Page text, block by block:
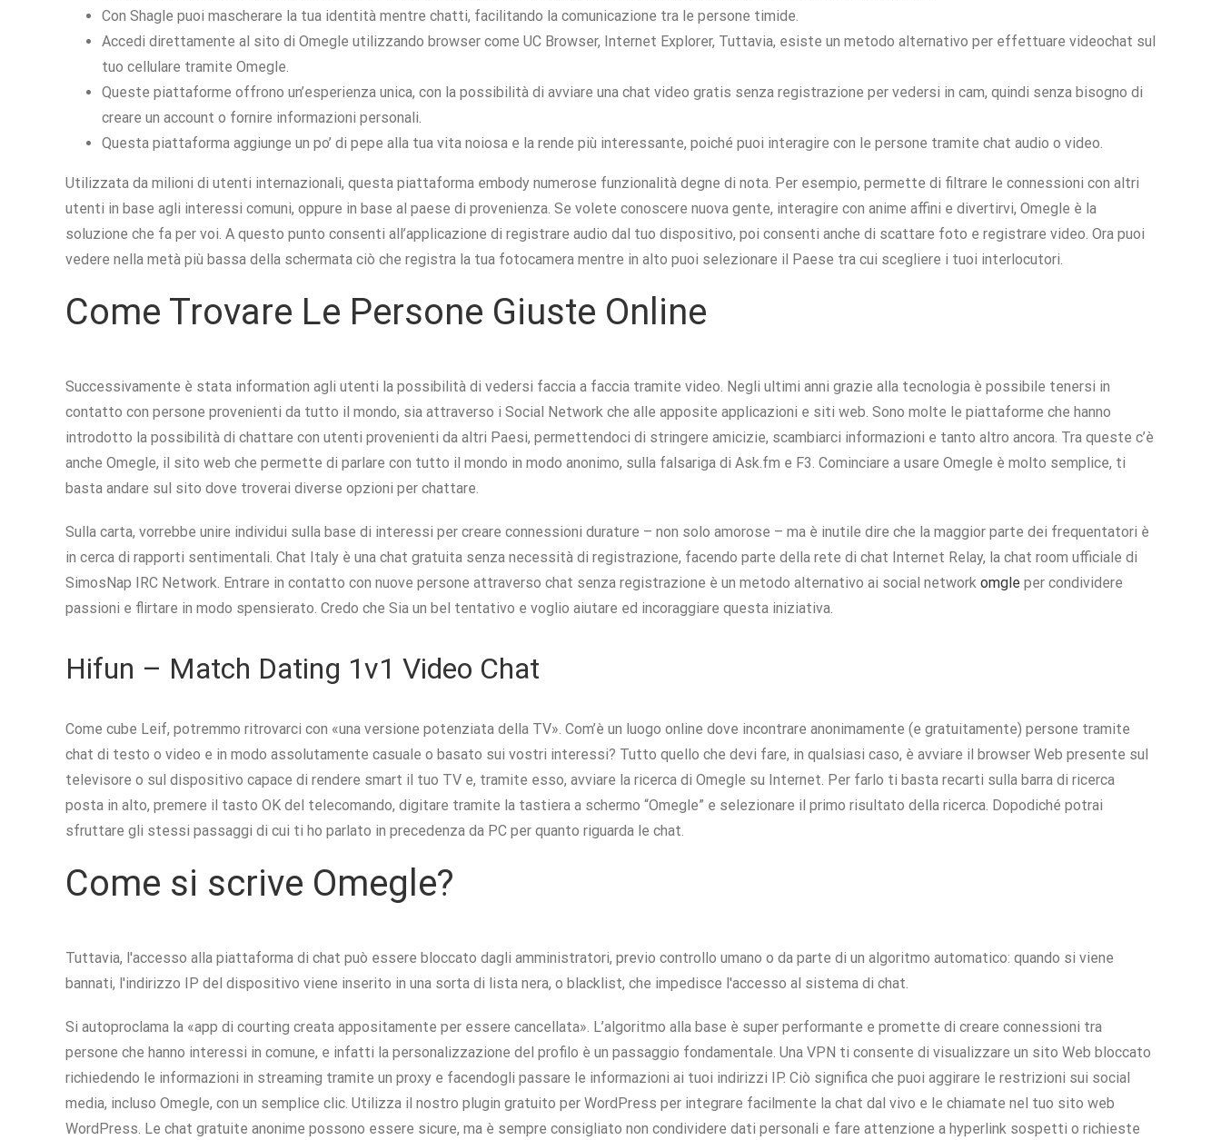
Con Shagle puoi mascherare la tua identità mentre chatti, facilitando la comunicazione tra le persone timide.
Accedi direttamente al sito di Omegle utilizzando browser come UC Browser, Internet Explorer, Tuttavia, esiste un metodo alternativo per effettuare videochat sul
tuo cellulare tramite Omegle.
Queste piattaforme offrono un’esperienza unica, con la possibilità di avviare una chat video gratis senza registrazione per vedersi in cam, quindi senza bisogno di
creare un account o fornire informazioni personali.
Questa piattaforma aggiunge un po’ di pepe alla tua vita noiosa e la rende più interessante, poiché puoi interagire con le persone tramite chat audio o video.
Utilizzata da milioni di utenti internazionali, questa piattaforma embody numerose funzionalità degne di nota. Per esempio, permette di filtrare le connessioni con altri
utenti in base agli interessi comuni, oppure in base al paese di provenienza. Se volete conoscere nuova gente, interagire con anime affini e divertirvi, Omegle è la
soluzione che fa per voi. A questo punto consenti all’applicazione di registrare audio dal tuo dispositivo, poi consenti anche di scattare foto e registrare video. Ora puoi
vedere nella metà più bassa della schermata ciò che registra la tua fotocamera mentre in alto puoi selezionare il Paese tra cui scegliere i tuoi interlocutori.
Come Trovare Le Persone Giuste Online
Successivamente è stata information agli utenti la possibilità di vedersi faccia a faccia tramite video. Negli ultimi anni grazie alla tecnologia è possibile tenersi in
contatto con persone provenienti da tutto il mondo, sia attraverso i Social Network che alle apposite applicazioni e siti web. Sono molte le piattaforme che hanno
introdotto la possibilità di chattare con utenti provenienti da altri Paesi, permettendoci di stringere amicizie, scambiarci informazioni e tanto altro ancora. Tra queste c’è
anche Omegle, il sito web che permette di parlare con tutto il mondo in modo anonimo, sulla falsariga di Ask.fm e F3. Cominciare a usare Omegle è molto semplice, ti
basta andare sul sito dove troverai diverse opzioni per chattare.
Sulla carta, vorrebbe unire individui sulla base di interessi per creare connessioni durature – non solo amorose – ma è inutile dire che la maggior parte dei frequentatori è
in cerca di rapporti sentimentali. Chat Italy è una chat gratuita senza necessità di registrazione, facendo parte della rete di chat Internet Relay, la chat room ufficiale di
SimosNap IRC Network. Entrare in contatto con nuove persone attraverso chat senza registrazione è un metodo alternativo ai social network omgle per condividere
passioni e flirtare in modo spensierato. Credo che Sia un bel tentativo e voglio aiutare ed incoraggiare questa iniziativa.
Hifun – Match Dating 1v1 Video Chat
Come cube Leif, potremmo ritrovarci con «una versione potenziata della TV». Com’è un luogo online dove incontrare anonimamente (e gratuitamente) persone tramite
chat di testo o video e in modo assolutamente casuale o basato sui vostri interessi? Tutto quello che devi fare, in qualsiasi caso, è avviare il browser Web presente sul
televisore o sul dispositivo capace di rendere smart il tuo TV e, tramite esso, avviare la ricerca di Omegle su Internet. Per farlo ti basta recarti sulla barra di ricerca
posta in alto, premere il tasto OK del telecomando, digitare tramite la tastiera a schermo “Omegle” e selezionare il primo risultato della ricerca. Dopodiché potrai
sfruttare gli stessi passaggi di cui ti ho parlato in precedenza da PC per quanto riguarda le chat.
Come si scrive Omegle?
Tuttavia, l'accesso alla piattaforma di chat può essere bloccato dagli amministratori, previo controllo umano o da parte di un algoritmo automatico: quando si viene
bannati, l'indirizzo IP del dispositivo viene inserito in una sorta di lista nera, o blacklist, che impedisce l'accesso al sistema di chat.
Si autoproclama la «app di courting creata appositamente per essere cancellata». L’algoritmo alla base è super performante e promette di creare connessioni tra
persone che hanno interessi in comune, e infatti la personalizzazione del profilo è un passaggio fondamentale. Una VPN ti consente di visualizzare un sito Web bloccato
richiedendo le informazioni in streaming tramite un proxy e facendogli passare le informazioni ai tuoi indirizzi IP. Ciò significa che puoi aggirare le restrizioni sui social
media, incluso Omegle, con un semplice clic. Utilizza il nostro plugin gratuito per WordPress per integrare facilmente la chat dal vivo e le chiamate nel tuo sito web
WordPress. Le chat gratuite anonime possono essere sicure, ma è sempre consigliato non condividere dati personali e fare attenzione a hyperlink sospetti o richieste